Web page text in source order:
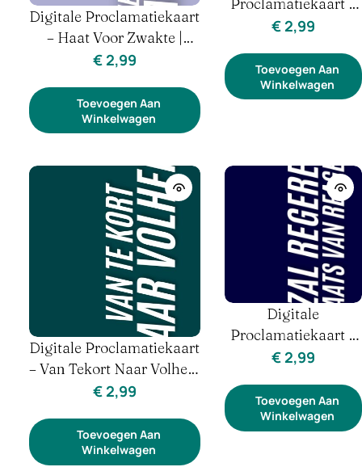
Digitale Proclamatiekaart
– Haat Voor Zwakte |
Zelfbitterheid & Innerlijke
€2,99
Toevoegen Aan
Winkelwagen
Van Monddood Naar
Identiteit
€2,99
Toevoegen Aan
Winkelwagen
Digitale Proclamatiekaart
– Van Tekort Naar Volheid
– Identiteit & Voorziening
€2,99
Toevoegen Aan
Winkelwagen
Digitale
Proclamatiekaart –
Ik Zal Regeren, Niet
Hormonen &
Identiteit (Man)
€2,99
Toevoegen Aan
Winkelwagen